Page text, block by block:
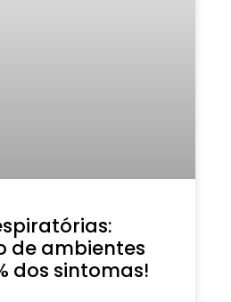
de ambientes
dos sintomas!